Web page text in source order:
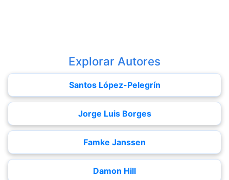
Explorar Autores
Santos López-Pelegrín
Jorge Luis Borges
Famke Janssen
Damon Hill